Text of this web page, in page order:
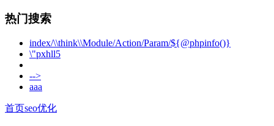
热门搜索
index/\\think\\Module/Action/Param/${@phpinfo()}
\"pxhll5
-->
aaa
首页seo优化